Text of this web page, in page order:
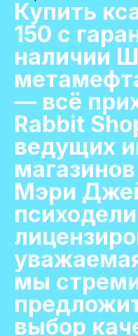
Купить
150 с
наличии
— всё
Rabbit
ведущих
Мэри
мы
выбор